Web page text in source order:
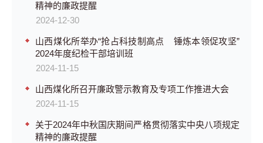
精神的廉政提醒
2024-12-30
山西煤化所举办“抢占科技制高点 锤炼本领促攻坚”
2024年度纪检干部培训班
2024-11-15
山西煤化所召开廉政警示教育及专项工作推进大会
2024-11-15
关于2024年中秋国庆期间严格贯彻落实中央八项规定
精神的廉政提醒